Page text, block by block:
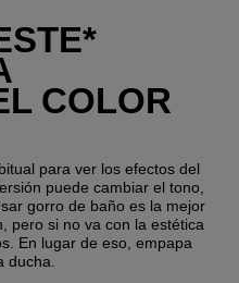
COLOR
para ver los efectos del
puede cambiar el tono,
gorro de baño es la mejor
pero si no va con la estética
En lugar de eso, empapa
ducha.